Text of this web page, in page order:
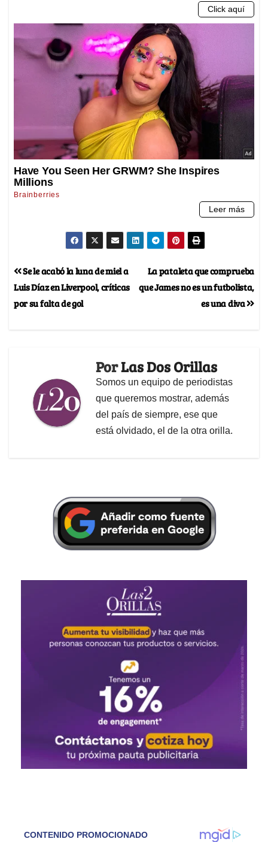
La pataleta que comprueba
que James no es un futbolista,
es una diva
Se le acabó la luna de miel a
Luis Díaz en Liverpool, críticas
por su falta de gol
PorLas Dos Orillas
Somos un equipo de periodistas
que queremos mostrar, además
del país de siempre, ese que
está olvidado, el de la otra orilla.